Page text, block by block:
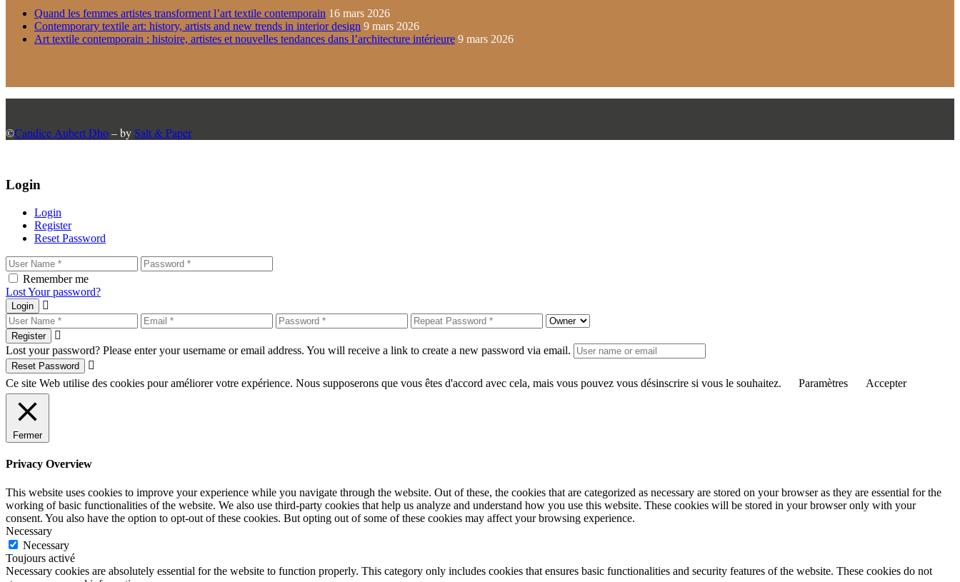
Quand les femmes artistes transforment l’art textile contemporain 16 mars 2026
Contemporary textile art: history, artists and new trends in interior design 9 mars 2026
Art textile contemporain : histoire, artistes et nouvelles tendances dans l’architecture intérieure 9 mars 2026
©Candice Aubert Dho– bySalt & Paper
Login
Login
Register
Reset Password
Remember me
Lost Your password?
Login
Register
Lost your password? Please enter your username or email address. You will receive a link to create a new password via email.
Reset Password
Ce site Web utilise des cookies pour améliorer votre expérience. Nous supposerons que vous êtes d'accord avec cela, mais vous pouvez vous désinscrire si vous le souhaitez. Paramètres Accepter
Fermer
Privacy Overview
This website uses cookies to improve your experience while you navigate through the website. Out of these, the cookies that are categorized as necessary are stored on your browser as they are essential for the
working of basic functionalities of the website. We also use third-party cookies that help us analyze and understand how you use this website. These cookies will be stored in your browser only with your
consent. You also have the option to opt-out of these cookies. But opting out of some of these cookies may affect your browsing experience.
Necessary
Necessary
Toujours activé
Necessary cookies are absolutely essential for the website to function properly. This category only includes cookies that ensures basic functionalities and security features of the website. These cookies do not